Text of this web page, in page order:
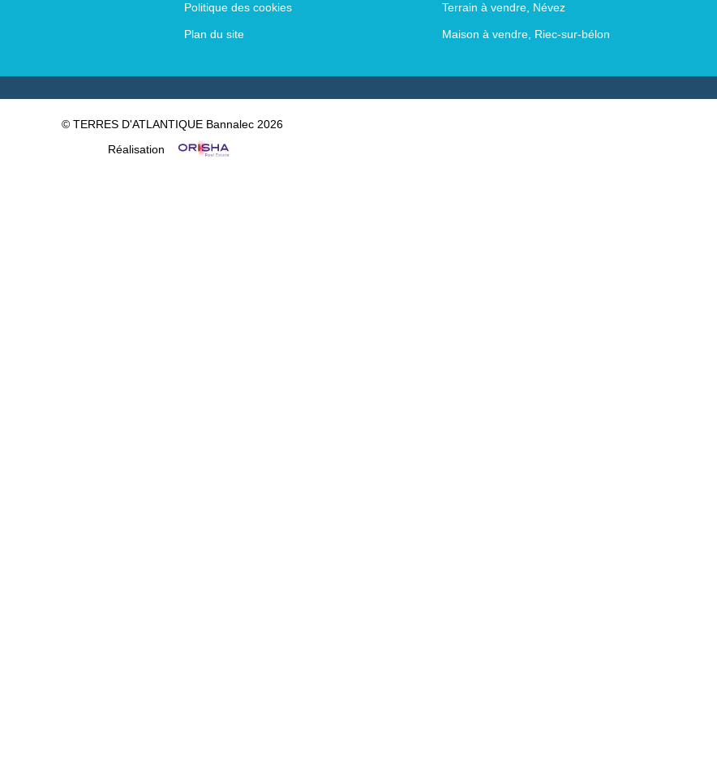
Politique des cookies
Plan du site
Terrain à vendre, Névez
Maison à vendre, Riec-sur-bélon
© TERRES D'ATLANTIQUE Bannalec 2026
Réalisation